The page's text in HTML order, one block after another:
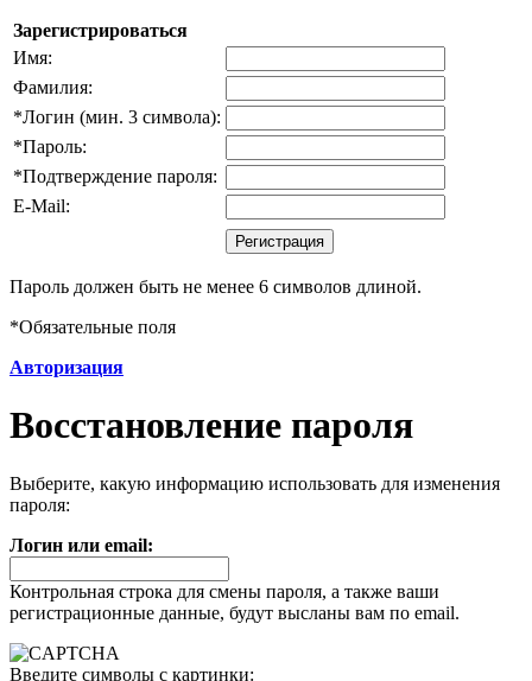
Зарегистрироваться
Имя:
Фамилия:
*Логин (мин. 3 символа):
*Пароль:
*Подтверждение пароля:
E-Mail:
Пароль должен быть не менее 6 символов длиной.
*Обязательные поля
Авторизация
Восстановление пароля
Выберите, какую информацию использовать для изменения
пароля:
Логин или email:
Контрольная строка для смены пароля, а также ваши
регистрационные данные, будут высланы вам по email.
Введите символы с картинки: